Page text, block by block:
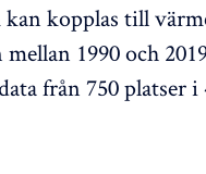
kan kopplas till
1990 och
från 750 platser